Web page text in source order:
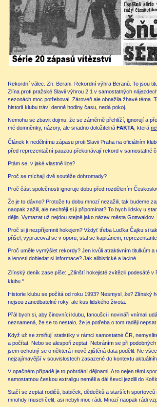
Rekordní válec. Zn. Berani. Rekordní výhra Beranů. To jsou
Zlína proti pražské Slavii výhrou 2:1 v samostatných
sezonách moc potřeboval. Zároveň ale obnažila žhavé téma.
historií klubu tráví denně hodiny času, nedá pokoj.
Nemohu se zbavit dojmu, že se záměrně přehlíží, ignorují a
mé domněnky, názory, ale snadno doložitelná FAKTA , která
Článek k nedělnímu zápasu proti Slavii Praha na oficiálním
před reprezentační pauzou překonávají rekord v samostatné
Ptám se, v jaké vlastně lize?
Proč se míchají dvě soutěže dohromady?
Proč část společnosti ignoruje dobu před rozdělením
Že je to dávno? Protože tu dobu mnozí nezažili, tak budeme
naopak zažili, ale nechtějí si ji připomínat? To bych lidsky u
dějin. Vymazat už nejdou stejně jako název města
Proč si ji nezpříjemnit hokejem? Vždyť třeba Luďka Čajku si
přišel, vypracoval se v oporu, stal se kapitánem,
Proč uměle vymýšlet rekordy? Jen kvůli atraktivním titulkům
a lenosti dohledat si informace? Jak alibistické a laciné.
Zlínský deník zase píše:
Zlínští hokejisté zvítězili podesáté v
klubu."
Historie klubu se počítá od roku 1993? Nesmysl, že? Zlínský
nejsou zanedbatelné roky, ale kus lidského života.
Přál bych si, aby činovníci klubu, fanoušci i novináři vnímali
neznamená, že se to nestalo, že je potřeba o tom raději
Když už se zmiňují statistiky v rámci samostatné ČR,
a počítat. Nebo se alespoň zeptat. Nebráním se při
jsem ochotný se o některá i nově zjištěná data podělit. Ne
nejzajímavější v souvislostech zasazené do kontextu
V opačném případě je to pohrdání dějinami. A to nejen těmi
samostatnou českou extraligu neměli a dál ševci jezdili do
Stačí se zeptat rodičů, babiček, dědečků a starších
mnohdy museli čelit, asi nebyli moc rádi. Mnozí naopak rádi